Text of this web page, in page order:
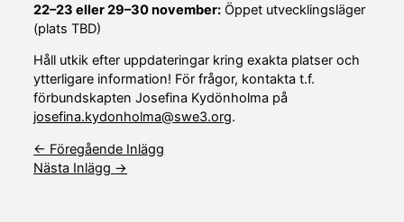
22–23 eller 29–30 november: Öppet utvecklingsläger
(plats TBD)
Håll utkik efter uppdateringar kring exakta platser och
ytterligare information! För frågor, kontakta t.f.
förbundskapten Josefina Kydönholma på
josefina.kydonholma@swe3.org.
← Föregående Inlägg
Nästa Inlägg →